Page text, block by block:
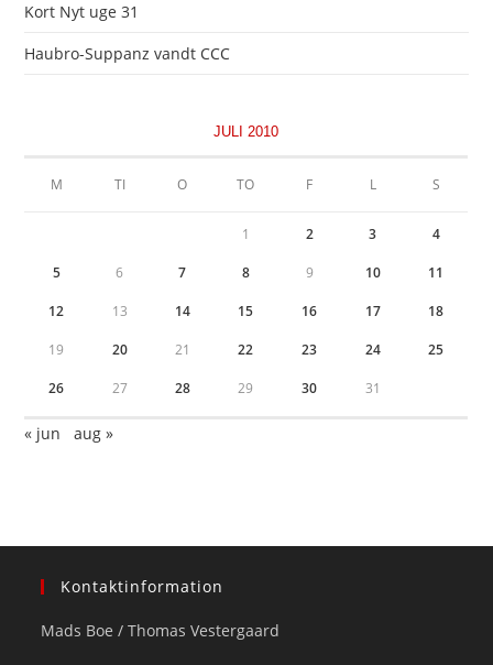
Kort Nyt uge 31
Haubro-Suppanz vandt CCC
JULI 2010
M TI O TO F L S
1 2 3 4
5 6 7 8 9 10 11
12 13 14 15 16 17 18
19 20 21 22 23 24 25
26 27 28 29 30 31
« jun aug »
Kontaktinformation
Mads Boe / Thomas Vestergaard